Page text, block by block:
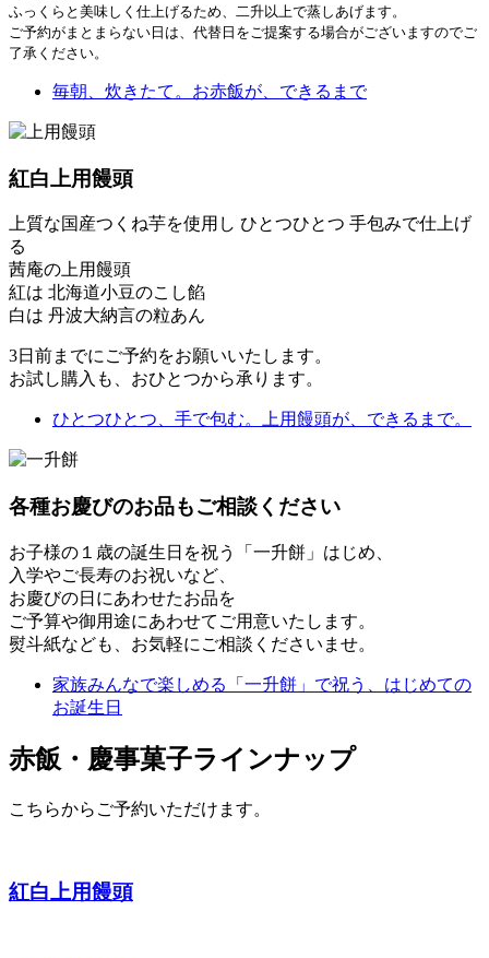
ふっくらと美味しく仕上げるため、二升以上で蒸しあげます。
ご予約がまとまらない日は、代替日をご提案する場合がございますのでご
了承ください。
毎朝、炊きたて。お赤飯が、できるまで
紅白上用饅頭
上質な国産つくね芋を使用し ひとつひとつ 手包みで仕上げ
る
茜庵の上用饅頭
紅は 北海道小豆のこし餡
白は 丹波大納言の粒あん
3日前までにご予約をお願いいたします。
お試し購入も、おひとつから承ります。
ひとつひとつ、手で包む。上用饅頭が、できるまで。
各種お慶びのお品もご相談ください
お子様の１歳の誕生日を祝う「一升餅」はじめ、
入学やご長寿のお祝いなど、
お慶びの日にあわせたお品を
ご予算や御用途にあわせてご用意いたします。
熨斗紙なども、お気軽にご相談くださいませ。
家族みんなで楽しめる「一升餅」で祝う、はじめての
お誕生日
赤飯・慶事菓子ラインナップ
こちらからご予約いただけます。
紅白上用饅頭